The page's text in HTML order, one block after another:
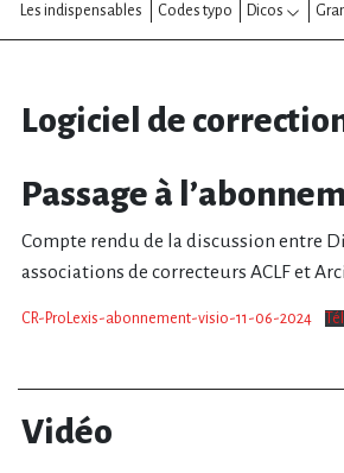
Les indispensables Codes typo Dicos
Logiciel de
Passage à
Compte rendu de la discussion entre
associations de correcteurs ACLF et
CR-ProLexis-abonnement-visio-11-06-2024
Vidéo